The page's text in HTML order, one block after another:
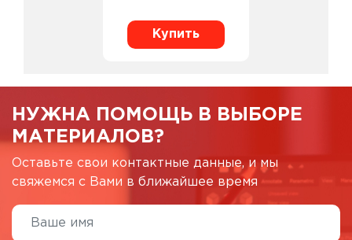
Купить
НУЖНА ПОМОЩЬ В ВЫБОРЕ
МАТЕРИАЛОВ?
Оставьте свои контактные данные, и мы
свяжемся с Вами в ближайшее время